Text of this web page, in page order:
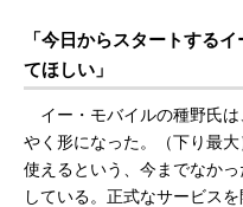
「今日からスタートする
てほしい」
イー・モバイルの種野氏は
やく形になった。（下り最
使えるという、今までなか
している。正式なサービス